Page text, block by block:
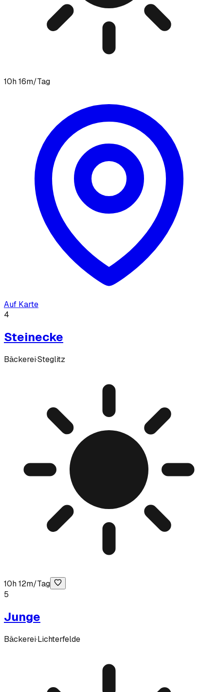
10h 16m/Tag
Auf Karte
4
Steinecke
Bäckerei·Steglitz
10h 12m/Tag
5
Junge
Bäckerei·Lichterfelde